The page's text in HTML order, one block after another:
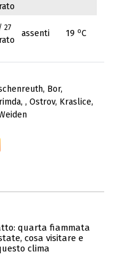
27
assenti 19 oC
, Bor,
, , Ostrov, Kraslice,
quarta fiammata
cosa visitare e
clima